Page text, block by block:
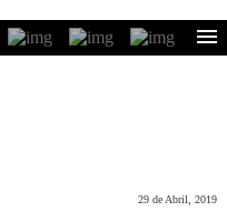
29 de Abril, 2019